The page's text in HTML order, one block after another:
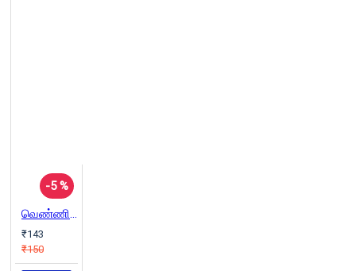
-5 %
வெண்ணிற இரவுகள்
₹143
₹150